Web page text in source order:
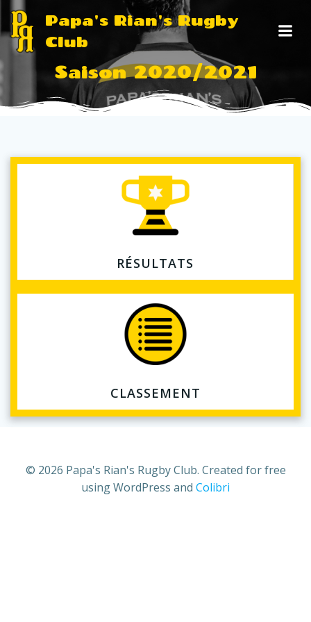
Aller
au
contenu
Papa's Rian's Rugby
Club
Saison 2020/2021
RÉSULTATS
CLASSEMENT
© 2026 Papa's Rian's Rugby Club. Created for free
using WordPress and Colibri